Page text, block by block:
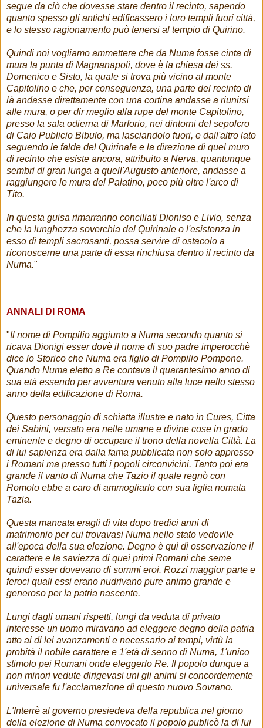
segue da ciò che dovesse stare dentro il recinto, sapendo
quanto spesso gli antichi edificassero i loro templi fuori città,
e lo stesso ragionamento può tenersi al tempio di Quirino.
Quindi noi vogliamo ammettere che da Numa fosse cinta di
mura la punta di Magnanapoli, dove è la chiesa dei ss.
Domenico e Sisto, la quale si trova più vicino al monte
Capitolino e che, per conseguenza, una parte del recinto di
là andasse direttamente con una cortina andasse a riunirsi
alle mura, o per dir meglio alla rupe del monte Capitolino,
presso la sala odierna di Marforio, nei dintorni del sepolcro
di Caio Publicio Bibulo, ma lasciandolo fuori, e dall'altro lato
seguendo le falde del Quirinale e la direzione di quel muro
di recinto che esiste ancora, attribuito a Nerva, quantunque
sembri di gran lunga a quell'Augusto anteriore, andasse a
raggiungere le mura del Palatino, poco più oltre l'arco di
Tito.
In questa guisa rimarranno conciliati Dioniso e Livio, senza
che la lunghezza soverchia del Quirinale o l'esistenza in
esso di templi sacrosanti, possa servire di ostacolo a
riconoscerne una parte di essa rinchiusa dentro il recinto da
Numa."
ANNALI DI ROMA
"Il nome di Pompilio aggiunto a Numa secondo quanto si
ricava Dionigi esser dovè il nome di suo padre imperocchè
dice lo Storico che Numa era figlio di Pompilio Pompone.
Quando Numa eletto a Re contava il quarantesimo anno di
sua età essendo per avventura venuto alla luce nello stesso
anno della edificazione di Roma.
Questo personaggio di schiatta illustre e nato in Cures, Citta
dei Sabini, versato era nelle umane e divine cose in grado
eminente e degno di occupare il trono della novella Città. La
di lui sapienza era dalla fama pubblicata non solo appresso
i Romani ma presso tutti i popoli circonvicini. Tanto poi era
grande il vanto di Numa che Tazio il quale regnò con
Romolo ebbe a caro di ammogliarlo con sua figlia nomata
Tazia.
Questa mancata eragli di vita dopo tredici anni di
matrimonio per cui trovavasi Numa nello stato vedovile
all'epoca della sua elezione. Degno è qui di osservazione il
carattere e la saviezza di quei primi Romani che seme
quindi esser dovevano di sommi eroi. Rozzi maggior parte e
feroci quali essi erano nudrivano pure animo grande e
generoso per la patria nascente.
Lungi dagli umani rispetti, lungi da veduta di privato
interesse un uomo miravano ad eleggere degno della patria
atto ai di lei avanzamenti e necessario ai tempi, virtù la
probità il nobile carattere e 1'età di senno di Numa, 1'unico
stimolo pei Romani onde eleggerlo Re. Il popolo dunque a
non minori vedute dirigevasi uni gli animi si concordemente
universale fu l'acclamazione di questo nuovo Sovrano.
L'Interrè al governo presiedeva della republica nel giorno
della elezione di Numa convocato il popolo publicò la di lui